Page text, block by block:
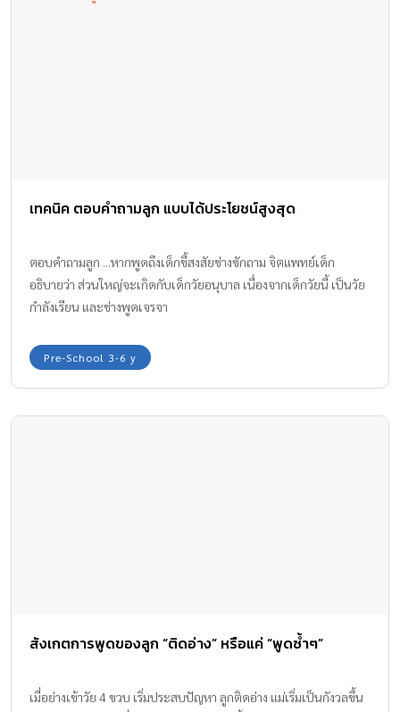
เทคนิค ตอบคำถามลูก แบบได้ประโยชน์สูงสุด
ตอบคำถามลูก ...หากพูดถึงเด็กขี้สงสัยช่างซักถาม จิตแพทย์เด็ก
อธิบายว่า ส่วนใหญ่จะเกิดกับเด็กวัยอนุบาล เนื่องจากเด็กวัยนี้ เป็นวัย
กำลังเรียน และช่างพูดเจรจา
Pre-School 3-6 y
สังเกตการพูดของลูก “ติดอ่าง” หรือแค่ “พูดซ้ำๆ”
เมื่อย่างเข้าวัย 4 ขวบ เริ่มประสบปัญหา ลูกติดอ่าง แม่เริ่มเป็นกังวลขึ้น